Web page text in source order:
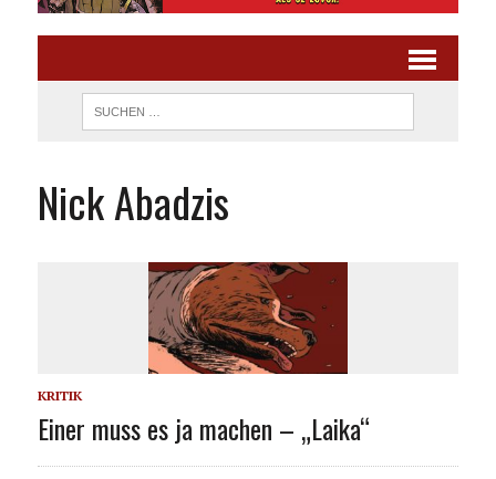
Nick Abadzis
KRITIK
Einer muss es ja machen – „Laika“